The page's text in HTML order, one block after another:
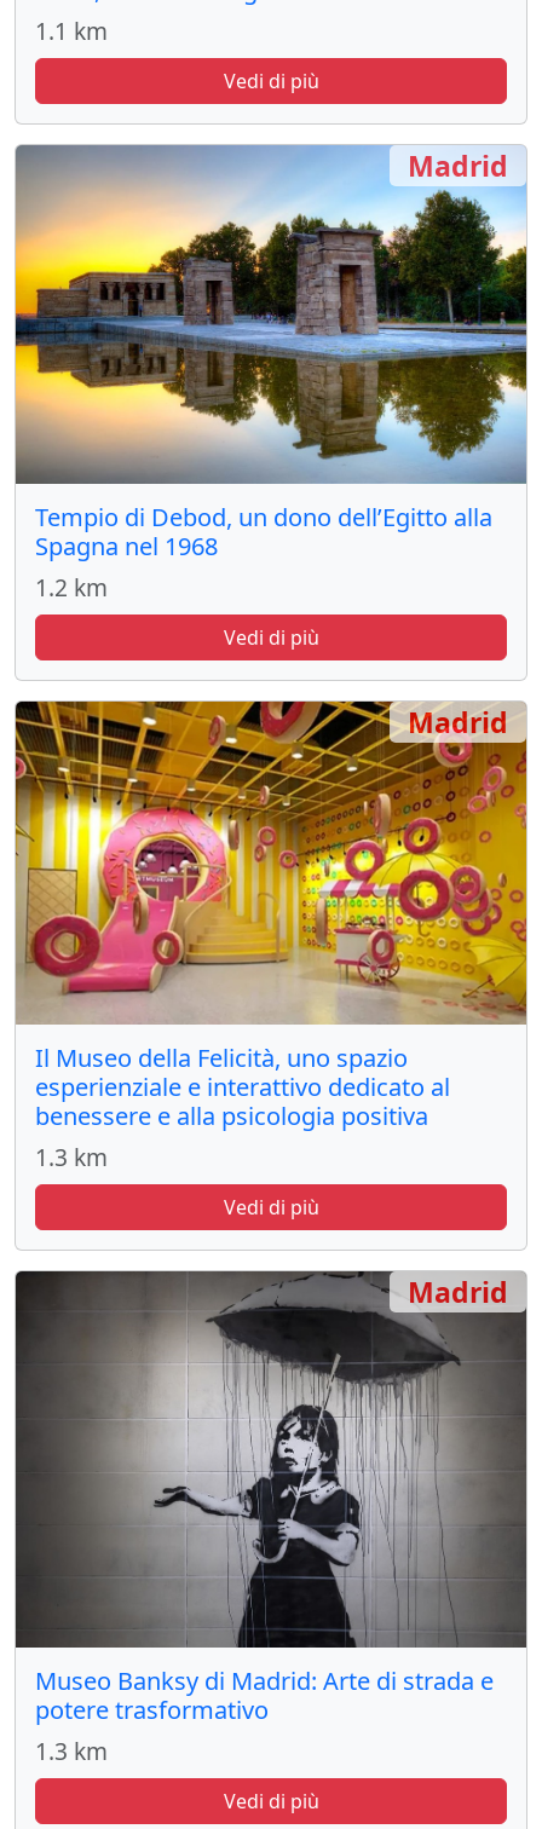
1.1 km
Vedi di più
Tempio di Debod, un dono dell’Egitto alla
Spagna nel 1968
1.2 km
Vedi di più
Madrid
Il Museo della Felicità, uno spazio
esperienziale e interattivo dedicato al
benessere e alla psicologia positiva
1.3 km
Vedi di più
Madrid
Museo Banksy di Madrid: Arte di strada e
potere trasformativo
1.3 km
Vedi di più
Madrid